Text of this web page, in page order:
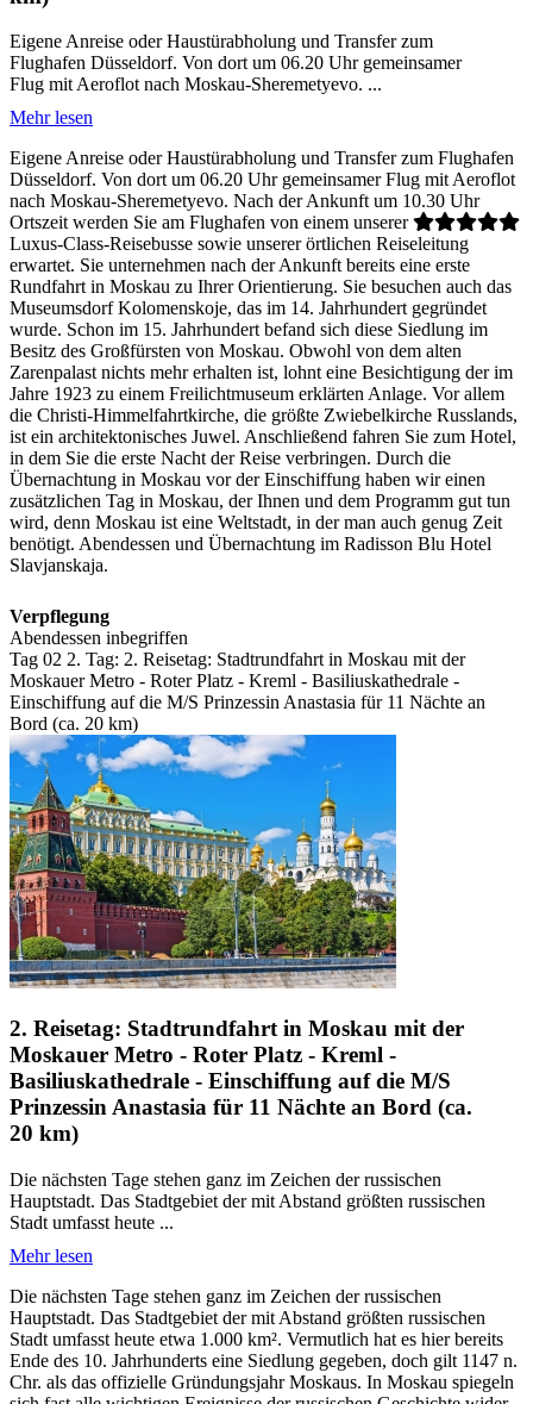
Eigene Anreise oder Haustürabholung und Transfer zum
Flughafen Düsseldorf. Von dort um 06.20 Uhr gemeinsamer
Flug mit Aeroflot nach Moskau-Sheremetyevo. ...
Mehr lesen
Eigene Anreise oder Haustürabholung und Transfer zum Flughafen
Düsseldorf. Von dort um 06.20 Uhr gemeinsamer Flug mit Aeroflot
nach Moskau-Sheremetyevo. Nach der Ankunft um 10.30 Uhr
Ortszeit werden Sie am Flughafen von einem unserer
Luxus-Class-Reisebusse sowie unserer örtlichen Reiseleitung
erwartet. Sie unternehmen nach der Ankunft bereits eine erste
Rundfahrt in Moskau zu Ihrer Orientierung. Sie besuchen auch das
Museumsdorf Kolomenskoje, das im 14. Jahrhundert gegründet
wurde. Schon im 15. Jahrhundert befand sich diese Siedlung im
Besitz des Großfürsten von Moskau. Obwohl von dem alten
Zarenpalast nichts mehr erhalten ist, lohnt eine Besichtigung der im
Jahre 1923 zu einem Freilichtmuseum erklärten Anlage. Vor allem
die Christi-Himmelfahrtkirche, die größte Zwiebelkirche Russlands,
ist ein architektonisches Juwel. Anschließend fahren Sie zum Hotel,
in dem Sie die erste Nacht der Reise verbringen. Durch die
Übernachtung in Moskau vor der Einschiffung haben wir einen
zusätzlichen Tag in Moskau, der Ihnen und dem Programm gut tun
wird, denn Moskau ist eine Weltstadt, in der man auch genug Zeit
benötigt. Abendessen und Übernachtung im Radisson Blu Hotel
Slavjanskaja.
Verpflegung
Abendessen inbegriffen
Tag 02 2. Tag: 2. Reisetag: Stadtrundfahrt in Moskau mit der
Moskauer Metro - Roter Platz - Kreml - Basiliuskathedrale -
Einschiffung auf die M/S Prinzessin Anastasia für 11 Nächte an
Bord (ca. 20 km)
2. Reisetag: Stadtrundfahrt in Moskau mit der
Moskauer Metro - Roter Platz - Kreml -
Basiliuskathedrale - Einschiffung auf die M/S
Prinzessin Anastasia für 11 Nächte an Bord (ca.
20 km)
Die nächsten Tage stehen ganz im Zeichen der russischen
Hauptstadt. Das Stadtgebiet der mit Abstand größten russischen
Stadt umfasst heute ...
Mehr lesen
Die nächsten Tage stehen ganz im Zeichen der russischen
Hauptstadt. Das Stadtgebiet der mit Abstand größten russischen
Stadt umfasst heute etwa 1.000 km². Vermutlich hat es hier bereits
Ende des 10. Jahrhunderts eine Siedlung gegeben, doch gilt 1147 n.
Chr. als das offizielle Gründungsjahr Moskaus. In Moskau spiegeln